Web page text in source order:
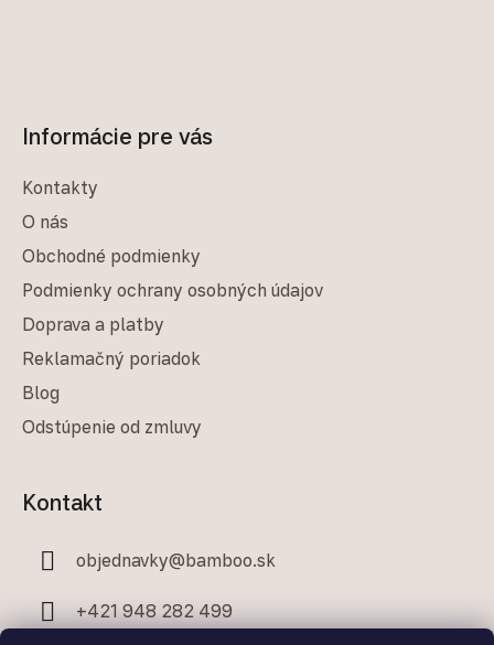
Informácie pre vás
Kontakty
O nás
Obchodné podmienky
Podmienky ochrany osobných údajov
Doprava a platby
Reklamačný poriadok
Blog
Odstúpenie od zmluvy
Kontakt
objednavky@bamboo.sk
+421 948 282 499